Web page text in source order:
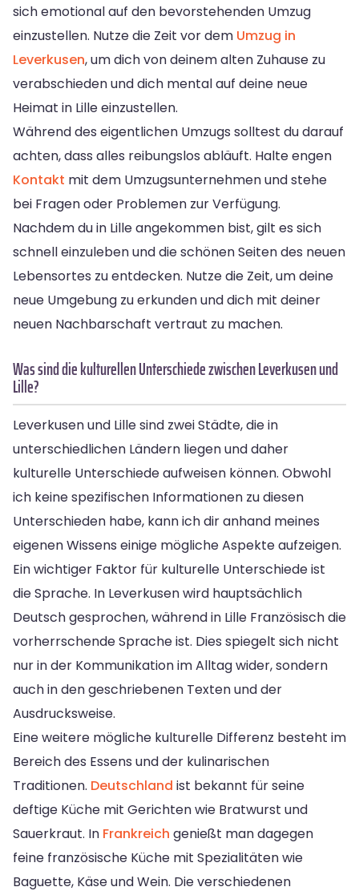
sich emotional auf den bevorstehenden Umzug
einzustellen. Nutze die Zeit vor dem Umzug in
Leverkusen, um dich von deinem alten Zuhause zu
verabschieden und dich mental auf deine neue
Heimat in Lille einzustellen.
Während des eigentlichen Umzugs solltest du darauf
achten, dass alles reibungslos abläuft. Halte engen
Kontakt mit dem Umzugsunternehmen und stehe
bei Fragen oder Problemen zur Verfügung.
Nachdem du in Lille angekommen bist, gilt es sich
schnell einzuleben und die schönen Seiten des neuen
Lebensortes zu entdecken. Nutze die Zeit, um deine
neue Umgebung zu erkunden und dich mit deiner
neuen Nachbarschaft vertraut zu machen.
Was sind die kulturellen Unterschiede zwischen Leverkusen und
Lille?
Leverkusen und Lille sind zwei Städte, die in
unterschiedlichen Ländern liegen und daher
kulturelle Unterschiede aufweisen können. Obwohl
ich keine spezifischen Informationen zu diesen
Unterschieden habe, kann ich dir anhand meines
eigenen Wissens einige mögliche Aspekte aufzeigen.
Ein wichtiger Faktor für kulturelle Unterschiede ist
die Sprache. In Leverkusen wird hauptsächlich
Deutsch gesprochen, während in Lille Französisch die
vorherrschende Sprache ist. Dies spiegelt sich nicht
nur in der Kommunikation im Alltag wider, sondern
auch in den geschriebenen Texten und der
Ausdrucksweise.
Eine weitere mögliche kulturelle Differenz besteht im
Bereich des Essens und der kulinarischen
Traditionen. Deutschland ist bekannt für seine
deftige Küche mit Gerichten wie Bratwurst und
Sauerkraut. In Frankreich genießt man dagegen
feine französische Küche mit Spezialitäten wie
Baguette, Käse und Wein. Die verschiedenen